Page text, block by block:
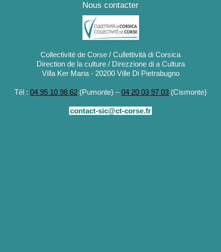
Nous contacter
Collectivité de Corse / Cullettività di Corsica
Direction de la culture / Direzzione di a Cultura
Villa Ker Maria - 20200 Ville Di Pietrabugno
Tél : 04 95 10 98 62 (Pumonte) –04 20 03 97 03 (Cismonte)
contact-sic@ct-corse.fr